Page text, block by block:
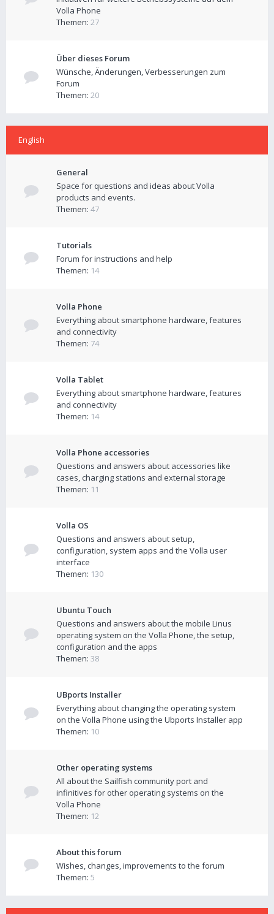
Volla Phone
Themen: 27
Über dieses Forum
Wünsche, Änderungen, Verbesserungen zum
Forum
Themen: 20
English
General
Space for questions and ideas about Volla
products and events.
Themen: 47
Tutorials
Forum for instructions and help
Themen: 14
Volla Phone
Everything about smartphone hardware, features
and connectivity
Themen: 74
Volla Tablet
Everything about smartphone hardware, features
and connectivity
Themen: 14
Volla Phone accessories
Questions and answers about accessories like
cases, charging stations and external storage
Themen: 11
Volla OS
Questions and answers about setup,
configuration, system apps and the Volla user
interface
Themen: 130
Ubuntu Touch
Questions and answers about the mobile Linus
operating system on the Volla Phone, the setup,
configuration and the apps
Themen: 38
UBports Installer
Everything about changing the operating system
on the Volla Phone using the Ubports Installer app
Themen: 10
Other operating systems
All about the Sailfish community port and
infinitives for other operating systems on the
Volla Phone
Themen: 12
About this forum
Wishes, changes, improvements to the forum
Themen: 5